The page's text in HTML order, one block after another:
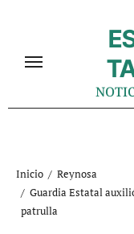
contenido
Inicio
Reynosa
Guardia Estatal
patrulla